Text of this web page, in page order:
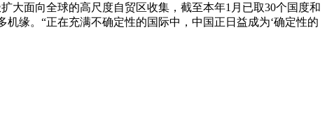
大面向全球的高尺度自贸区收集，截至本年1月已取30个国度和
缘。“正在充满不确定性的国际中，中国正日益成为‘确定性的